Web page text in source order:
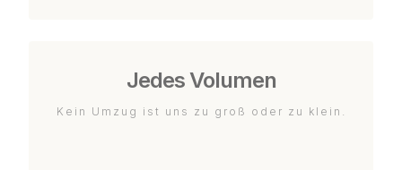
Jedes Volumen
Kein Umzug ist uns zu groß oder zu klein.